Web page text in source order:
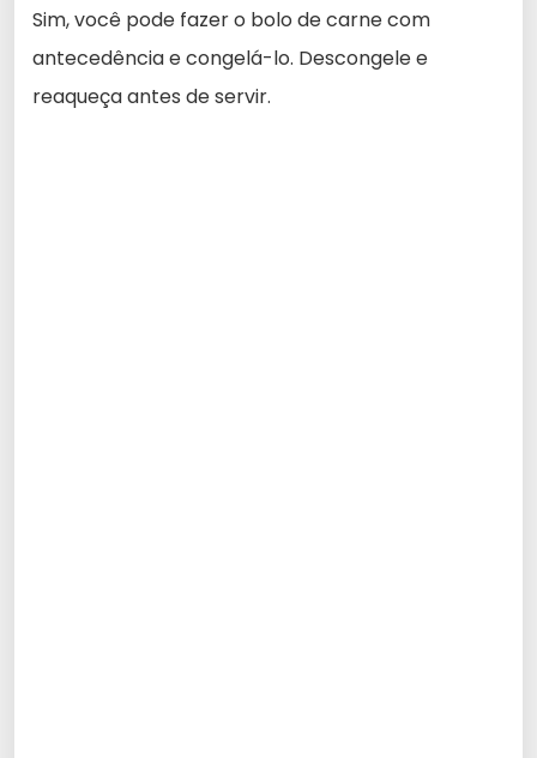
Sim, você pode fazer o bolo de carne com
antecedência e congelá-lo. Descongele e
reaqueça antes de servir.